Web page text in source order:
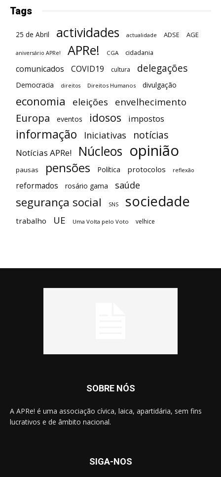
Tags
25 de Abril actividades actualidade ADSE AGE
aniversário APRe! APRe! CGA cidadania
comunicados COVID19 cultura delegações
Democracia direitos Direitos Humanos divulgação
economia eleições envelhecimento
Europa eventos idosos impostos
informação Iniciativas notícias
Notícias APRe! Núcleos opinião
pausas pensões Política protocolos reflexão
reformados rosário gama saúde
segurança social SNS sociedade
trabalho UE Uma Volta pelo Voto velhice
SOBRE NÓS
A APRe! é uma associação cívica, laica, apartidária, sem fins
lucrativos e de âmbito nacional.
SIGA-NOS